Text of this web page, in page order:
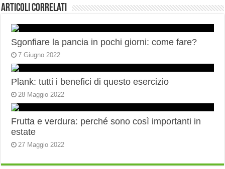
Articoli correlati
Sgonfiare la pancia in pochi giorni: come fare?
7 Giugno 2022
Plank: tutti i benefici di questo esercizio
28 Maggio 2022
Frutta e verdura: perché sono così importanti in
estate
27 Maggio 2022